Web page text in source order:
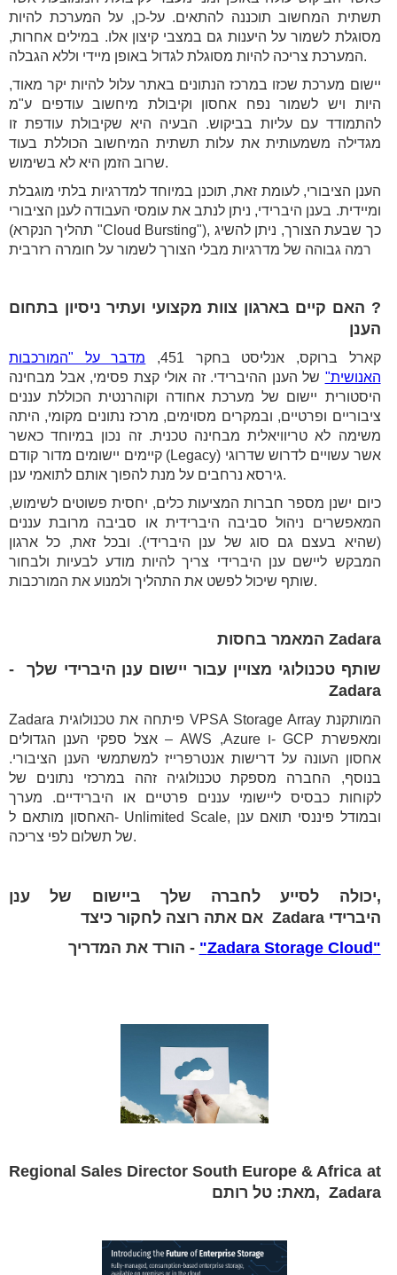
תשתית המחשוב תוכננה להתאים. על-כן, על המערכת להיות
מסוגלת לשמור על היענות גם במצבי קיצון אלו. במילים אחרות,
המערכת צריכה להיות מסוגלת לגדול באופן מיידי וללא הגבלה.
יישום מערכת שכזו במרכז הנתונים באתר עלול להיות יקר מאוד,
היות ויש לשמור נפח אחסון וקיבולת מיחשוב עודפים ע"מ
להתמודד עם עליות בביקוש. הבעיה היא שקיבולת עודפת זו
מגדילה משמעותית את עלות תשתית המיחשוב הכוללת בעוד
שרוב הזמן היא לא בשימוש.
הענן הציבורי, לעומת זאת, תוכנן במיוחד למדרגיות בלתי מוגבלת
ומיידית. בענן היברידי, ניתן לנתב את עומסי העבודה לענן הציבורי
(תהליך הנקרא "Cloud Bursting"), כך שבעת הצורך, ניתן להשיג
רמה גבוהה של מדרגיות מבלי הצורך לשמור על חומרה רזרבית
? האם קיים בארגון צוות מקצועי ועתיר ניסיון בתחום
הענן
קארל ברוקס, אנליסט בחקר 451,
מדבר על "המורכבות
האנושית" של הענן ההיברידי. זה אולי קצת פסימי, אבל מבחינה
היסטורית יישום של מערכת אחודה וקוהרנטית הכוללת עננים
ציבוריים ופרטיים, ובמקרים מסוימים, מרכז נתונים מקומי, היתה
משימה לא טריוויאלית מבחינה טכנית. זה נכון במיוחד כאשר
קיימים יישומים מדור קודם (Legacy) אשר עשויים לדרוש שדרוגי
גירסא נרחבים על מנת להפוך אותם לתואמי ענן.
כיום ישנן מספר חברות המציעות כלים, יחסית פשוטים לשימוש,
המאפשרים ניהול סביבה היברידית או סביבה מרובת עננים
(שהיא בעצם גם סוג של ענן היברידי). ובכל זאת, כל ארגון
המבקש ליישם ענן היברידי צריך להיות מודע לבעיות ולבחור
שותף שיכול לפשט את התהליך ולמנוע את המורכבות.
Zadara המאמר בחסות
שותף טכנולוגי מצויין עבור יישום ענן היברידי שלך -
Zadara
Zadara פיתחה את טכנולוגית VPSA Storage Array המותקנת
אצל ספקי הענן הגדולים – AWS ,Azure ו- GCP ומאפשרת
אחסון העונה על דרישות אנטרפרייז למשתמשי הענן הציבורי.
בנוסף, החברה מספקת טכנולוגיה זהה במרכזי נתונים של
לקוחות כבסיס ליישומי עננים פרטיים או היברידיים. מערך
האחסון מותאם ל- Unlimited Scale, ובמודל פיננסי תואם ענן
של תשלום לפי צריכה.
,יכולה לסייע לחברה שלך ביישום של ענן
היברידי Zadara אם אתה רוצה לחקור כיצד
"Zadara Storage Cloud"
- הורד את המדריך
Regional Sales Director South Europe & Africa at
Zadara ,מאת: טל רותם